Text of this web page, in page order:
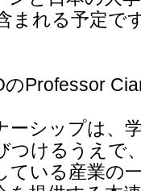
まれる予定で
Professor
ーシップは、
つけるうえで
ている産業の